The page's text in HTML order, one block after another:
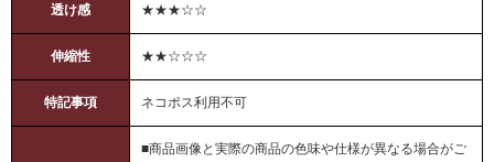
透け感 ★★★☆☆
伸縮性 ★★☆☆☆
特記事項 ネコポス利用不可
■商品画像と実際の商品の色味や仕様が異なる場合がご